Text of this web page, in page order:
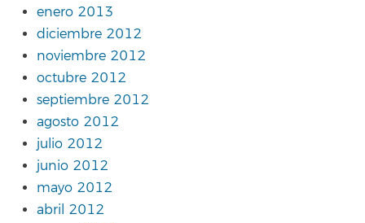
enero 2013
diciembre 2012
noviembre 2012
octubre 2012
septiembre 2012
agosto 2012
julio 2012
junio 2012
mayo 2012
abril 2012